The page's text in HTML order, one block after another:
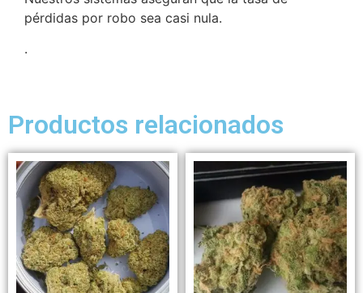
pérdidas por robo sea casi nula.
.
Productos relacionados